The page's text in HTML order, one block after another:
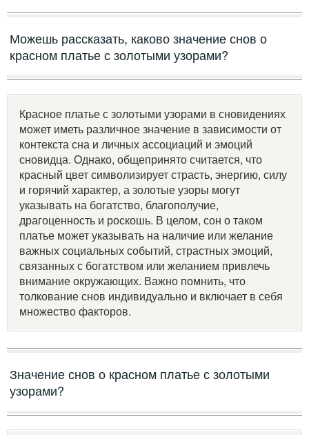
Можешь рассказать, каково значение снов о
красном платье с золотыми узорами?
Красное платье с золотыми узорами в сновидениях
может иметь различное значение в зависимости от
контекста сна и личных ассоциаций и эмоций
сновидца. Однако, общепринято считается, что
красный цвет символизирует страсть, энергию, силу
и горячий характер, а золотые узоры могут
указывать на богатство, благополучие,
драгоценность и роскошь. В целом, сон о таком
платье может указывать на наличие или желание
важных социальных событий, страстных эмоций,
связанных с богатством или желанием привлечь
внимание окружающих. Важно помнить, что
толкование снов индивидуально и включает в себя
множество факторов.
Значение снов о красном платье с золотыми
узорами?